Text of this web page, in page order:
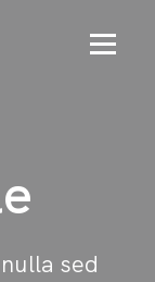
sed